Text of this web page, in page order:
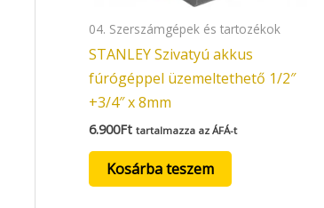
04. Szerszámgépek és tartozékok
STANLEY Szivatyú akkus
fúrógéppel üzemeltethető 1/2″
+3/4″ x 8mm
6.900Ft tartalmazza az ÁFÁ-t
Kosárba teszem